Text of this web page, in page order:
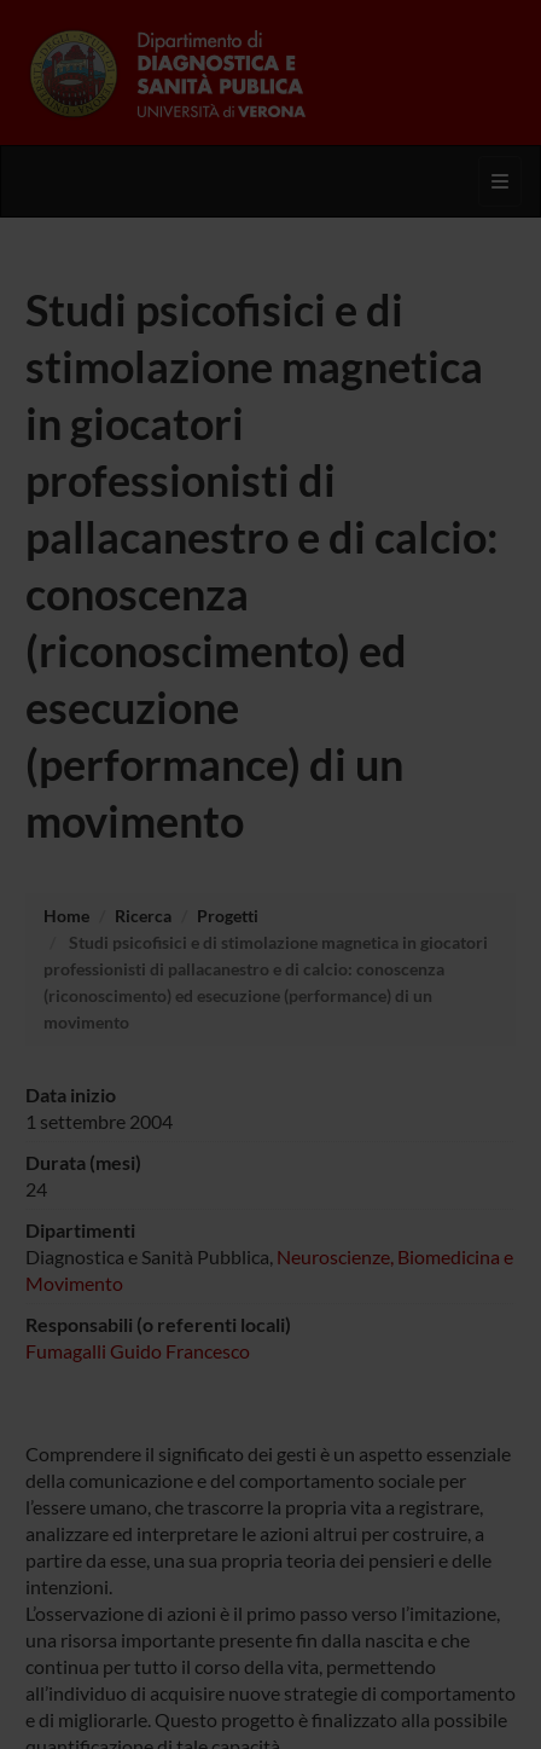
Studi psicofisici e di
stimolazione magnetica
in giocatori
professionisti di
pallacanestro e di calcio:
conoscenza
(riconoscimento) ed
esecuzione
(performance) di un
movimento
Home Ricerca
Progetti
Studi psicofisici e di stimolazione magnetica in giocatori
professionisti di pallacanestro e di calcio: conoscenza
(riconoscimento) ed esecuzione (performance) di un
movimento
Data inizio
1 settembre 2004
Durata (mesi)
24
Dipartimenti
Diagnostica e Sanità Pubblica, Neuroscienze, Biomedicina e
Movimento
Responsabili (o referenti locali)
Fumagalli Guido Francesco
Comprendere il significato dei gesti è un aspetto essenziale
della comunicazione e del comportamento sociale per
l’essere umano, che trascorre la propria vita a registrare,
analizzare ed interpretare le azioni altrui per costruire, a
partire da esse, una sua propria teoria dei pensieri e delle
intenzioni.
L’osservazione di azioni è il primo passo verso l’imitazione,
una risorsa importante presente fin dalla nascita e che
continua per tutto il corso della vita, permettendo
all’individuo di acquisire nuove strategie di comportamento
e di migliorarle. Questo progetto è finalizzato alla possibile